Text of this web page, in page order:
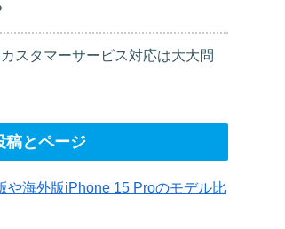
スタマーサービス対応は大大問
稿とページ
や海外版iPhone 15 Proのモデル比